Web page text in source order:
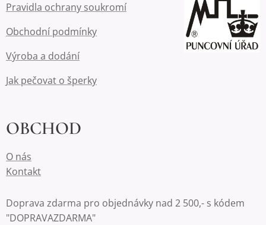
Pravidla ochrany soukromí
Obchodní podmínky
Výroba a dodání
Jak pečovat o šperky
OBCHOD
O nás
Kontakt
Doprava zdarma pro objednávky nad 2 500,- s kódem
"DOPRAVAZDARMA"